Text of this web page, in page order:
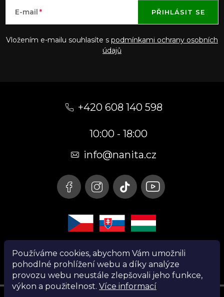
Používáme cookies, abychom Vám umožnili
pohodlné prohlížení webu a díky analýze
provozu webu neustále zlepšovali jeho funkce,
výkon a použitelnost. Více informací
E-mail
Vložením e-mailu souhlasíte s podmínkami ochrany osobních
údajů
PŘIHLÁSIT SE
+420 608 140 598
10:00 - 18:00
info@nanita.cz